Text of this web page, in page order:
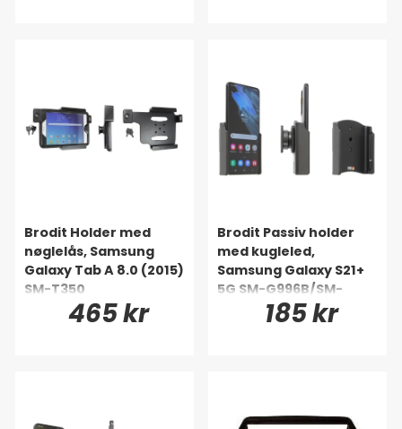
Brodit Holder med
nøglelås, Samsung
Galaxy Tab A 8.0 (2015)
SM-T350
465 kr
Brodit Passiv holder
med kugleled,
Samsung Galaxy S21+
5G SM-G996B/SM-
G996B/DS185 kr